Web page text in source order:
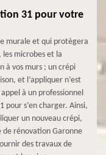
31 pour votre
murale et qui protègera
microbes et la
à vos murs ; un crépi
et l’appliquer n’est
à un professionnel
s’en charger. Ainsi,
un nouveau crépi,
de rénovation Garonne
des travaux de